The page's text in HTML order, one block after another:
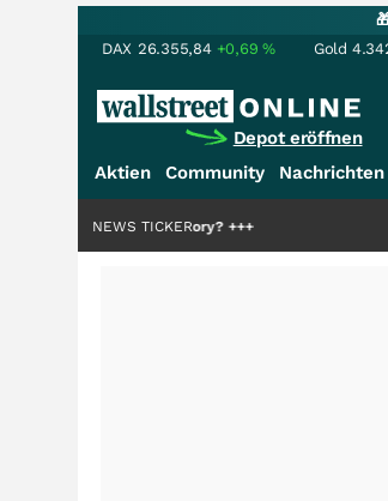
DAX 26.355,84 +0,69% Gold
Depot eröffnen
Aktien Community Nachrichten
+++
NEWS TICKER